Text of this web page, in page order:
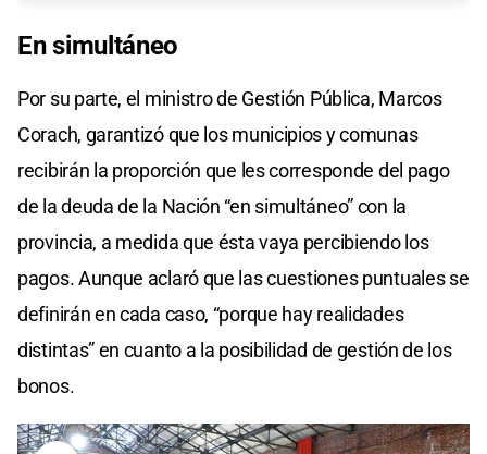
En simultáneo
Por su parte, el ministro de Gestión Pública, Marcos
Corach, garantizó que los municipios y comunas
recibirán la proporción que les corresponde del pago
de la deuda de la Nación “en simultáneo” con la
provincia, a medida que ésta vaya percibiendo los
pagos. Aunque aclaró que las cuestiones puntuales se
definirán en cada caso, “porque hay realidades
distintas” en cuanto a la posibilidad de gestión de los
bonos.